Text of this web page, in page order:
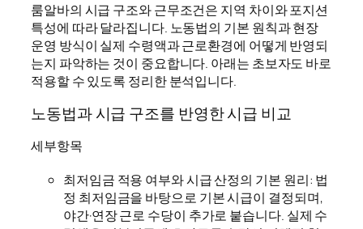
룸알바의 시급 구조와 근무조건은 지역 차이와 포지션
특성에 따라 달라집니다. 노동법의 기본 원칙과 현장
운영 방식이 실제 수령액과 근로환경에 어떻게 반영되
는지 파악하는 것이 중요합니다. 아래는 초보자도 바로
적용할 수 있도록 정리한 분석입니다.
노동법과 시급 구조를 반영한 시급 비교
세부항목
최저임금 적용 여부와 시급 산정의 기본 원리: 법
정 최저임금을 바탕으로 기본 시급이 결정되며,
야간·연장 근로 수당이 추가로 붙습니다. 실제 수